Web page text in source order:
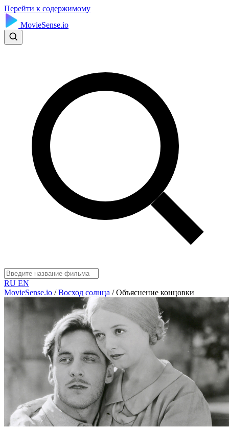
Перейти к содержимому
MovieSense.io
RU EN
MovieSense.io / Восход солнца / Объяснение концовки